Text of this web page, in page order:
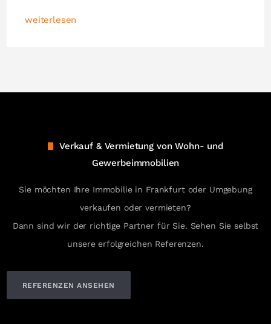
weiterlesen
Verkauf & Vermietung von Wohn- und
Gewerbeimmobilien
Sie möchten Ihre Immobilie in Frankfurt oder Umgebung
verkaufen oder vermieten?
Dann sind wir der richtige Partner für Sie. Sehen Sie selbst
unsere erfolgreichen Referenzen.
REFERENZEN ANSEHEN